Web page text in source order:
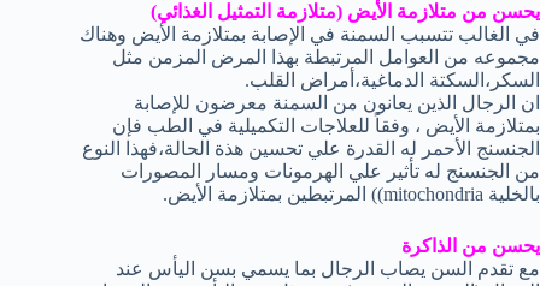
يحسن من متلازمة الأيض (متلازمة التمثيل الغذائي)
في الغالب تتسبب السمنة في الإصابة بمتلازمة الأيض وهناك
مجموعه من العوامل المرتبطة بهذا المرض المزمن مثل
السكر،السكتة الدماغية،أمراض القلب.
ان الرجال الذين يعانون من السمنة معرضون للإصابة
بمتلازمة الأيض ، وفقاً للعلاجات التكميلية في الطب فإن
الجنسنج الأحمر له القدرة علي تحسين هذة الحالة،فهذا النوع
من الجنسنج له تأثير علي الهرمونات ومسار المصورات
بالخلية mitochondria)) المرتبطين بمتلازمة الأيض.
يحسن من الذاكرة
مع تقدم السن يصاب الرجال بما يسمي بسن اليأس عند